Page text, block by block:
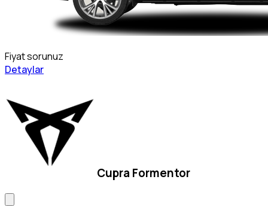
Fiyat sorunuz
Detaylar
Cupra Formentor